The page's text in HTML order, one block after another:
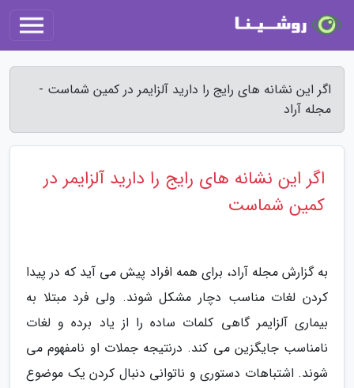
اگر این نشانه های رایج را دارید آلزایمر در کمین شماست -
مجله آراد
اگر این نشانه های رایج را دارید آلزایمر در
کمین شماست
به گزارش مجله آراد، برای همه افراد پیش می آید که در پیدا
کردن لغات مناسب دچار مشکل شوند. ولی فرد مبتلا به
بیماری آلزایمر گاهی کلمات ساده را از یاد برده و لغات
نامناسب جایگزین می کند. درنتیجه جملات او نامفهوم می
شوند. اشتباهات دستوری و ناتوانی دنبال کردن یک موضوع